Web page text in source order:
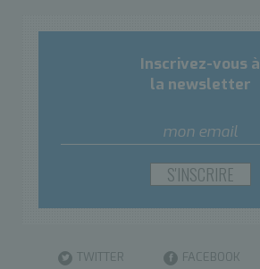
Inscrivez-vous à
la newsletter
TWITTER FACEBOOK